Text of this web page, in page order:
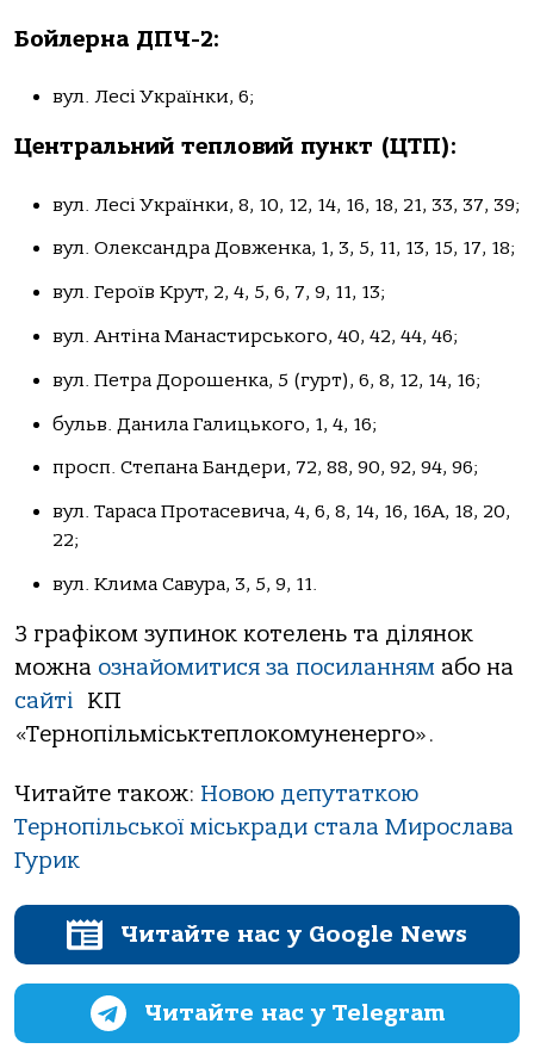
Бойлерна ДПЧ-2:
вул. Лесі Укpаїнки, 6;
Центральний тепловий пункт (ЦТП):
вул. Лесі Українки, 8, 10, 12, 14, 16, 18, 21, 33, 37, 39;
вул. Олександра Довженка, 1, 3, 5, 11, 13, 15, 17, 18;
вул. Героїв Крут, 2, 4, 5, 6, 7, 9, 11, 13;
вул. Антіна Манастиpського, 40, 42, 44, 46;
вул. Петра Доpошенка, 5 (гурт), 6, 8, 12, 14, 16;
бульв. Данила Галицького, 1, 4, 16;
просп. Степана Бандеpи, 72, 88, 90, 92, 94, 96;
вул. Тараса Протасевича, 4, 6, 8, 14, 16, 16А, 18, 20,
22;
вул. Клима Савура, 3, 5, 9, 11.
З графіком зупинок котелень та ділянок
можна ознайомитися за посиланням або на
сайті КП
«Тернопільміськтеплокомуненерго».
Читайте також: Новою депутаткою
Тернопільської міськради стала Мирослава
Гурик
Читайте нас у Google News
Читайте нас у Telegram